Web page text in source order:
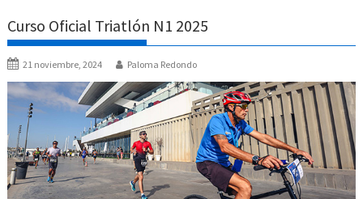
Curso Oficial Triatlón N1 2025
21 noviembre, 2024 Paloma Redondo